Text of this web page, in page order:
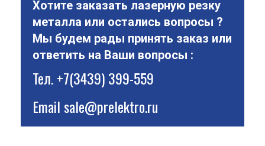
Хотите заказать лазерную резку
металла или остались вопросы ?
Мы будем рады принять заказ или
ответить на Ваши вопросы :
Тел.+7(3439) 399-559
Emailsale@prelektro.ru